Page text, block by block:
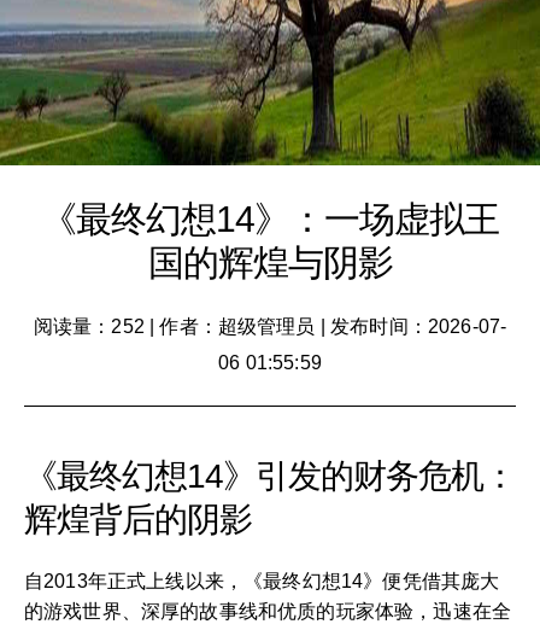
《最终幻想14》：一场虚拟王
国的辉煌与阴影
阅读量：252 |作者：超级管理员
发布时间：2026-07-
06 01:55:59
《最终幻想14》引发的财务危机：
辉煌背后的阴影
自2013年正式上线以来，《最终幻想14》便凭借其庞大
的游戏世界、深厚的故事线和优质的玩家体验，迅速在全